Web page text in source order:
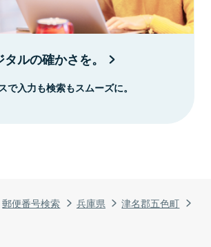
郵便番号検索 兵庫県
津名郡五色町
ルの確かさを。
で入力も検索もスムーズに。